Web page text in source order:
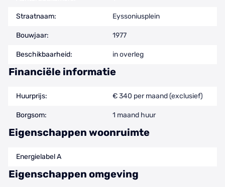
Straatnaam: Eyssoniusplein
Bouwjaar: 1977
Beschikbaarheid: in overleg
Financiële informatie
Huurprijs: € 340 per maand (exclusief)
Borgsom: 1 maand huur
Eigenschappen woonruimte
Energielabel A
Eigenschappen omgeving